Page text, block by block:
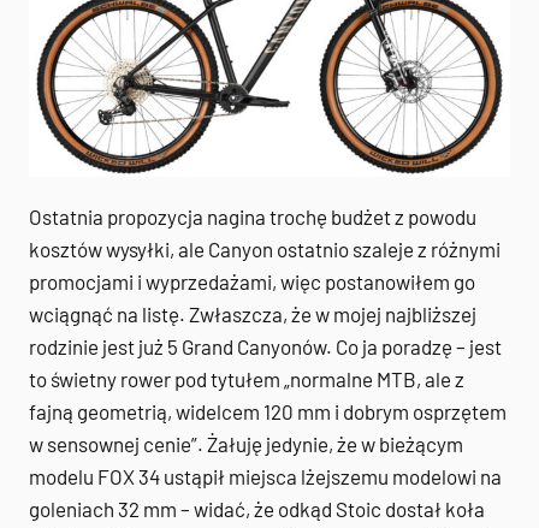
Ostatnia propozycja nagina trochę budżet z powodu
kosztów wysyłki, ale Canyon ostatnio szaleje z różnymi
promocjami i wyprzedażami, więc postanowiłem go
wciągnąć na listę. Zwłaszcza, że w mojej najbliższej
rodzinie jest już 5 Grand Canyonów. Co ja poradzę – jest
to świetny rower pod tytułem „normalne MTB, ale z
fajną geometrią, widelcem 120 mm i dobrym osprzętem
w sensownej cenie”. Żałuję jedynie, że w bieżącym
modelu FOX 34 ustąpił miejsca lżejszemu modelowi na
goleniach 32 mm – widać, że odkąd Stoic dostał koła